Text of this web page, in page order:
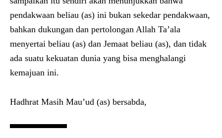
pendakwaan beliau (as) ini bukan sekedar pendakwaan,
bahkan dukungan dan pertolongan Allah Ta’ala
menyertai beliau (as) dan Jemaat beliau (as), dan tidak
ada suatu kekuatan dunia yang bisa menghalangi
kemajuan ini.
Hadhrat Masih Mau’ud (as) bersabda,